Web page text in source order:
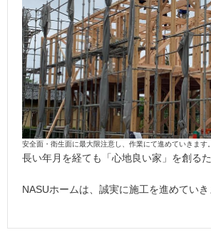
安全面・衛生面に最大限注意し、作業にて進めていきます。
長い年月を経ても「心地良い家」を創るた
NASUホームは、誠実に施工を進めていき